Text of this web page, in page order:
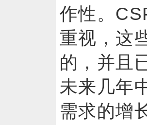
作性。
重视，这
的，并
未来几年
需求的增